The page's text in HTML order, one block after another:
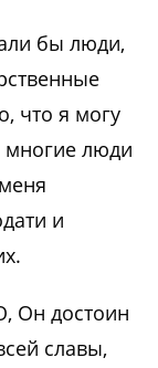
бы люди,
что я могу
многие люди
и
Он достоин
славы,